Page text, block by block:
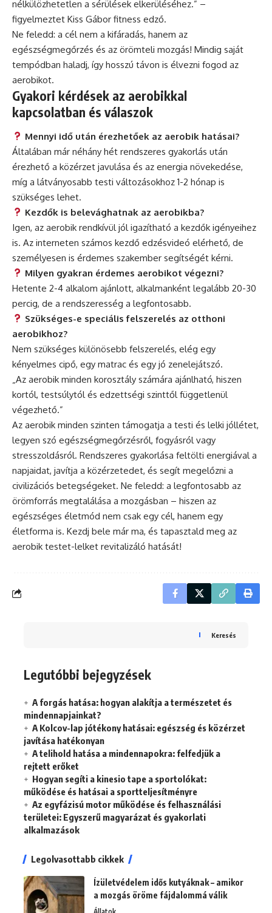
nélkülözhetetlen a sérülések elkerüléséhez.” –
figyelmeztet Kiss Gábor fitness edző.
Ne feledd: a cél nem a kifáradás, hanem az
egészségmegőrzés és az örömteli mozgás! Mindig saját
tempódban haladj, így hosszú távon is élvezni fogod az
aerobikot.
Gyakori kérdések az aerobikkal
kapcsolatban és válaszok
Mennyi idő után érezhetőek az aerobik hatásai?
Általában már néhány hét rendszeres gyakorlás után
érezhető a közérzet javulása és az energia növekedése,
míg a látványosabb testi változásokhoz 1-2 hónap is
szükséges lehet.
Kezdők is belevághatnak az aerobikba?
Igen, az aerobik rendkívül jól igazítható a kezdők igényeihez
is. Az interneten számos kezdő edzésvideó elérhető, de
személyesen is érdemes szakember segítségét kérni.
Milyen gyakran érdemes aerobikot végezni?
Hetente 2-4 alkalom ajánlott, alkalmanként legalább 20-30
percig, de a rendszeresség a legfontosabb.
Szükséges-e speciális felszerelés az otthoni
aerobikhoz?
Nem szükséges különösebb felszerelés, elég egy
kényelmes cipő, egy matrac és egy jó zenelejátszó.
„Az aerobik minden korosztály számára ajánlható, hiszen
kortól, testsúlytól és edzettségi szinttől függetlenül
végezhető.”
Az aerobik minden szinten támogatja a testi és lelki jóllétet,
legyen szó egészségmegőrzésről, fogyásról vagy
stresszoldásról. Rendszeres gyakorlása feltölti energiával a
napjaidat, javítja a közérzetedet, és segít megelőzni a
civilizációs betegségeket. Ne feledd: a legfontosabb az
örömforrás megtalálása a mozgásban – hiszen az
egészséges életmód nem csak egy cél, hanem egy
életforma is. Kezdj bele már ma, és tapasztald meg az
aerobik testet-lelket revitalizáló hatását!
Keresés
Legutóbbi bejegyzések
A forgás hatása: hogyan alakítja a természetet és
mindennapjainkat?
A Kolcov-lap jótékony hatásai: egészség és közérzet
javítása hatékonyan
A telihold hatása a mindennapokra: felfedjük a
rejtett erőket
Hogyan segíti a kinesio tape a sportolókat:
működése és hatásai a sportteljesítményre
Az egyfázisú motor működése és felhasználási
területei: Egyszerű magyarázat és gyakorlati
alkalmazások
Legolvasottabb cikkek
Ízületvédelem idős kutyáknak – amikor
a mozgás öröme fájdalommá válik